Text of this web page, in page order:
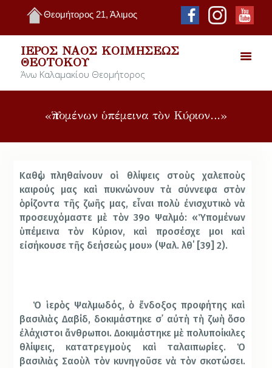
Θεομήτορος 21, Άλιμος
ΙΕΡΌΣ ΝΑΌΣ ΚΟΙΜΉΣΕΩΣ
ΘΕΟΤΌΚΟΥ
Άνω Καλαμακίου Θεομήτορος
«Ὑπομένων ὑπέμεινα τὸν Κύριον…»
Καθὼς πληθαίνουν οἱ θλίψεις στοὺς χαλεποὺς
καιρούς μας καὶ πυκνώνουν τὰ σύννεφα στὸν
ὁρίζοντα τῆς ζωῆς μας, εἶναι πολὺ ἐνισχυτικὸ νὰ
προσευχόμαστε μὲ τὸν 39ο Ψαλμό: «Ὑπομένων
ὑπέμεινα τὸν Κύριον, καὶ προσέσχε μοι καὶ
εἰσήκουσε τῆς δεήσεώς μου» (Ψαλ. λθ΄ [39] 2).
Ὁ ἱερὸς Ψαλμωδός, ὁ ἔνδοξος προφήτης καὶ
βασιλιὰς Δαβίδ, δοκιμάστηκε σ᾿ αὐτὴ τὴ ζωὴ ὅσο
ἐλάχιστοι ἄνθρωποι. Δοκιμάστηκε μὲ πολυποίκιλες
θλίψεις, κατατρεγμοὺς καὶ ταλαιπωρίες. Ὁ
βασιλιὰς Σαοὺλ τὸν κυνηγοῦσε νὰ τὸν σκοτώσει.